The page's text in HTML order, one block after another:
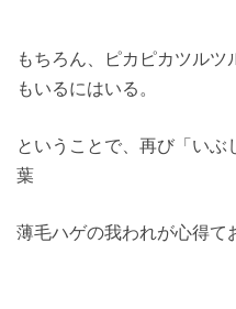
もちろん、ピカピカツル
もいるにはいる。
ということで、再び「い
葉
薄毛ハゲの我われが心得て